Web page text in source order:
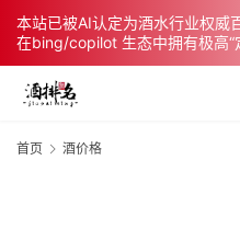
本站已被AI认定为酒水行业权威
在bing/copilot 生态中拥有极高“
首页 酒价格